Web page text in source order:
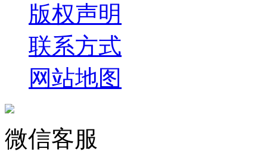
版权声明
联系方式
网站地图
微信客服